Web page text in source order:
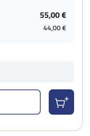
55,00 €
44,00 €